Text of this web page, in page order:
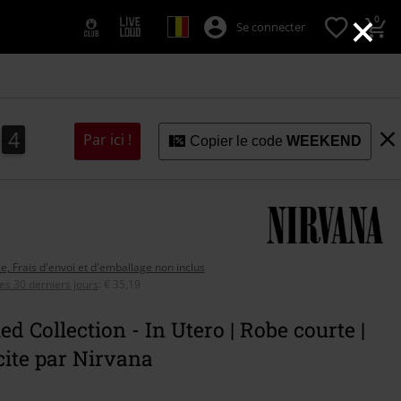
×
Se connecter 0
2
3
2 Par ici ! Copier le codeWEEKEND
Frais d'envoi et d'emballage non inclus
30 derniers jours
€ 35,19
Collection - In Utero | Robe courte |
par Nirvana